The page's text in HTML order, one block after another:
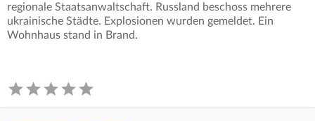
regionale Staatsanwaltschaft. Russland beschoss mehrere
ukrainische Städte. Explosionen wurden gemeldet. Ein
Wohnhaus stand in Brand.